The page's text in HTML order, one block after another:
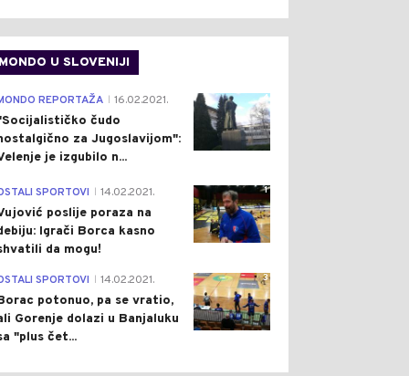
MONDO U SLOVENIJI
4
REPORTAŽA 16.02.2021.
čudo
za Jugoslavijom":
je izgubilo n...
1
SPORTOVI 14.02.2021.
poslije poraza na
Igrači Borca kasno
da mogu!
3
SPORTOVI 14.02.2021.
potonuo, pa se vratio,
Gorenje dolazi u Banjaluku
"plus čet...